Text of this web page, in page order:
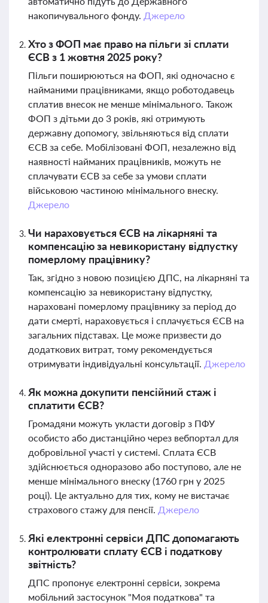
накопичувального фонду. Джерело
Хто з ФОП має право на пільги зі сплати
ЄСВ з 1 жовтня 2025 року?
Пільги поширюються на ФОП, які одночасно є
найманими працівниками, якщо роботодавець
сплатив внесок не менше мінімального. Також
ФОП з дітьми до 3 років, які отримують
державну допомогу, звільняються від сплати
ЄСВ за себе. Мобілізовані ФОП, незалежно від
наявності найманих працівників, можуть не
сплачувати ЄСВ за себе за умови сплати
військовою частиною мінімального внеску.
Джерело
Чи нараховується ЄСВ на лікарняні та
компенсацію за невикористану відпустку
померлому працівнику?
Так, згідно з новою позицією ДПС, на лікарняні та
компенсацію за невикористану відпустку,
нараховані померлому працівнику за період до
дати смерті, нараховується і сплачується ЄСВ на
загальних підставах. Це може призвести до
додаткових витрат, тому рекомендується
отримувати індивідуальні консультації. Джерело
Як можна докупити пенсійний стаж і
сплатити ЄСВ?
Громадяни можуть укласти договір з ПФУ
особисто або дистанційно через вебпортал для
добровільної участі у системі. Сплата ЄСВ
здійснюється одноразово або поступово, але не
менше мінімального внеску (1760 грн у 2025
році). Це актуально для тих, кому не вистачає
страхового стажу для пенсії. Джерело
Які електронні сервіси ДПС допомагають
контролювати сплату ЄСВ і податкову
звітність?
ДПС пропонує електронні сервіси, зокрема
мобільний застосунок "Моя податкова" та